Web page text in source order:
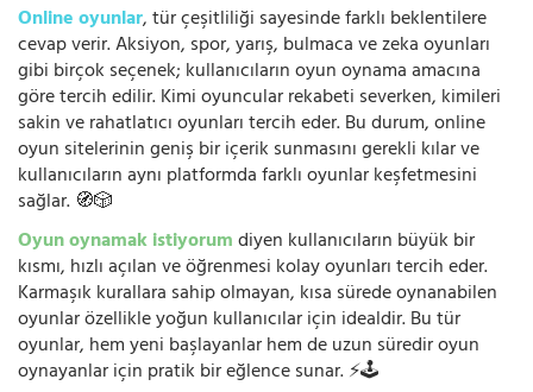
Online oyunlar, tür çeşitliliği sayesinde farklı beklentilere
cevap verir. Aksiyon, spor, yarış, bulmaca ve zeka oyunları
gibi birçok seçenek; kullanıcıların oyun oynama amacına
göre tercih edilir. Kimi oyuncular rekabeti severken, kimileri
sakin ve rahatlatıcı oyunları tercih eder. Bu durum, online
oyun sitelerinin geniş bir içerik sunmasını gerekli kılar ve
kullanıcıların aynı platformda farklı oyunlar keşfetmesini
sağlar. 🧭🎲
Oyun oynamak istiyorumdiyen kullanıcıların büyük bir
kısmı, hızlı açılan ve öğrenmesi kolay oyunları tercih eder.
Karmaşık kurallara sahip olmayan, kısa sürede oynanabilen
oyunlar özellikle yoğun kullanıcılar için idealdir. Bu tür
oyunlar, hem yeni başlayanlar hem de uzun süredir oyun
oynayanlar için pratik bir eğlence sunar. ⚡🕹️